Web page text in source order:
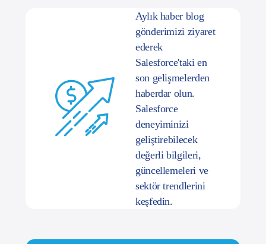
gönderimizi ziyaret
ederek
Salesforce'taki en
son gelişmelerden
haberdar olun.
Salesforce
deneyiminizi
geliştirebilecek
değerli bilgileri,
güncellemeleri ve
sektör trendlerini
keşfedin.